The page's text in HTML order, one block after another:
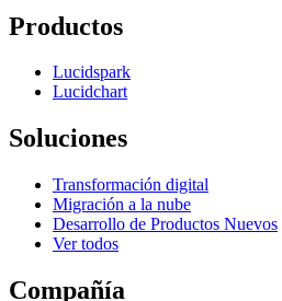
Productos
Lucidspark
Lucidchart
Soluciones
Transformación digital
Migración a la nube
Desarrollo de Productos Nuevos
Ver todos
Compañía